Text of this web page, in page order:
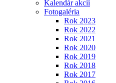
Kalendár akcií
Fotogaléria
Rok 2023
Rok 2022
Rok 2021
Rok 2020
Rok 2019
Rok 2018
Rok 2017